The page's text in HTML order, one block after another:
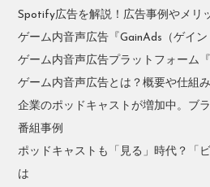
Spotify広告を解説！広告事例やメリ
ゲーム内音声広告『GainAds（ゲイン
ゲーム内音声広告プラットフォーム『
ゲーム内音声広告とは？概要や仕組
企業のポッドキャストが増加中。ブ
番組事例
ポッドキャストも「見る」時代？「
は